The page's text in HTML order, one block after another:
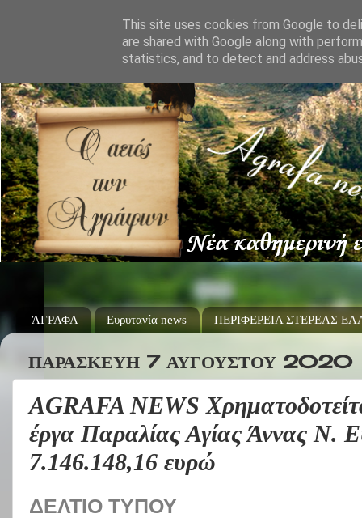
ΆΓΡΑΦΑ Ευρυτανία news ΠΕΡΙΦΕΡΕΙΑ ΣΤΕΡΕΑΣ
ΠΑΡΑΣΚΕΥΉ 7 ΑΥΓΟΎΣΤΟΥ 2020
AGRAFA NEWS
έργα Παραλίας Αγίας Άννας Ν.
7.146.148,16 ευρώ
ΔΕΛΤΙΟ ΤΥΠΟΥ
This site uses cookies from Google to
are shared with Google along with
statistics, and to detect and address